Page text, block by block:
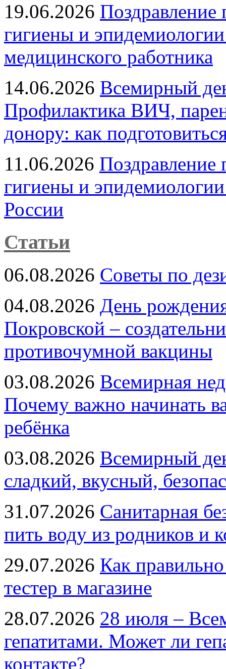
19.06.2026 Поздравление
гигиены и
медицинского работника
14.06.2026 Всемирный
Профилактика ВИЧ,
донору: как
11.06.2026 Поздравление
гигиены и
России
Статьи
06.08.2026 Советы по
04.08.2026 День
Покровской –
противочумной вакцины
03.08.2026 Всемирная
Почему важно начинать
ребёнка
03.08.2026 Всемирный
сладкий, вкусный,
31.07.2026 Санитарная
пить воду из родников и
29.07.2026 Как
тестер в магазине
28.07.2026 28 июля –
гепатитами. Может ли
контакте?